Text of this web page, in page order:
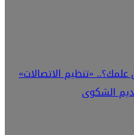
«تنظيم الاتصالات»
الشكوى